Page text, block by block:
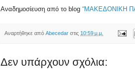
Αναδημοσίευση από το blog “ΜΑΚΕΔΟΝΙΚΗ
Αναρτήθηκε από Abecedar στις 10:59 μ.μ.
Δεν υπάρχουν σχόλια: